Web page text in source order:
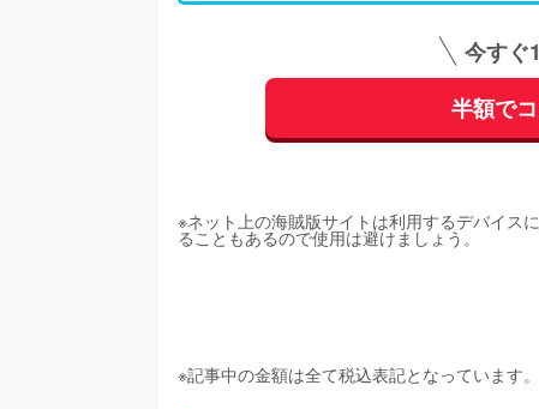
今すぐ
半額で
※ネット上の海賊版サイトは利用するデバイス
ることもあるので使用は避けましょう。
※記事中の金額は全て税込表記となっています。